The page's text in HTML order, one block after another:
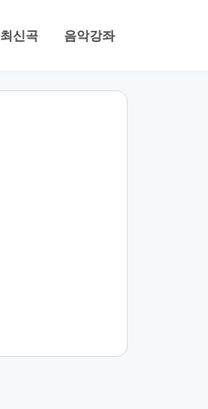
최신곡 음악강좌